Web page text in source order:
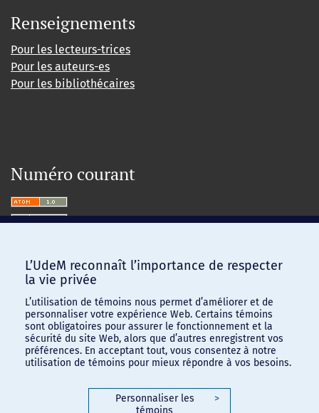
Renseignements
Pour les lecteurs-trices
Pour les auteurs-es
Pour les bibliothécaires
Numéro courant
L’UdeM reconnaît l’importance de respecter
la vie privée
L’utilisation de témoins nous permet d’améliorer et de
personnaliser votre expérience Web. Certains témoins
sont obligatoires pour assurer le fonctionnement et la
sécurité du site Web, alors que d’autres enregistrent vos
préférences. En acceptant tout, vous consentez à notre
utilisation de témoins pour mieux répondre à vos besoins.
Personnaliser les
témoins
>